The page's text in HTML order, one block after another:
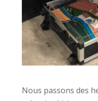
Nous passons des